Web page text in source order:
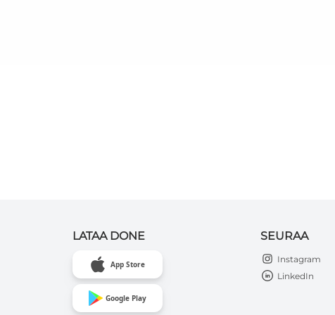
LATAA DONE
App Store
Google Play
SEURAA
Instagram
LinkedIn